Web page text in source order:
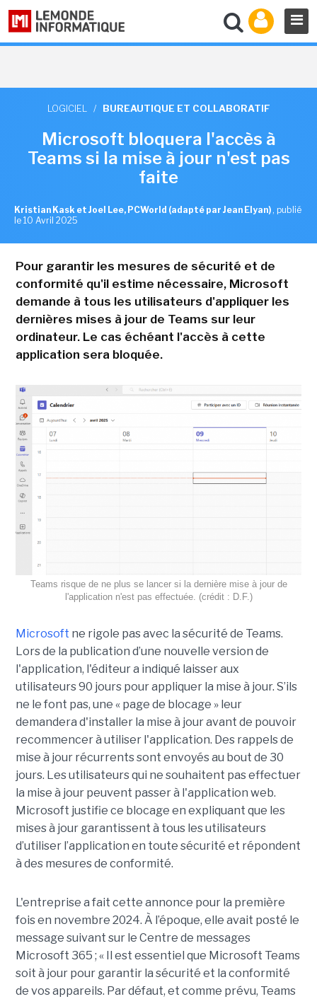
LOGICIEL / BUREAUTIQUE ET COLLABORATIF
Microsoft bloquera l'accès à
Teams si la mise à jour n'est pas
faite
Kristian Kask et Joel Lee, PCWorld (adapté par Jean Elyan) , publié
le 10 Avril 2025
Pour garantir les mesures de sécurité et de
conformité qu'il estime nécessaire, Microsoft
demande à tous les utilisateurs d'appliquer les
dernières mises à jour de Teams sur leur
ordinateur. Le cas échéant l'accès à cette
application sera bloquée.
Teams risque de ne plus se lancer si la dernière mise à jour de
l'application n'est pas effectuée. (crédit : D.F.)
Microsoft ne rigole pas avec la sécurité de Teams.
Lors de la publication d’une nouvelle version de
l'application, l'éditeur a indiqué laisser aux
utilisateurs 90 jours pour appliquer la mise à jour. S’ils
ne le font pas, une « page de blocage » leur
demandera d'installer la mise à jour avant de pouvoir
recommencer à utiliser l'application. Des rappels de
mise à jour récurrents sont envoyés au bout de 30
jours. Les utilisateurs qui ne souhaitent pas effectuer
la mise à jour peuvent passer à l'application web.
Microsoft justifie ce blocage en expliquant que les
mises à jour garantissent à tous les utilisateurs
d’utiliser l’application en toute sécurité et répondent
à des mesures de conformité.
L'entreprise a fait cette annonce pour la première
fois en novembre 2024. À l’époque, elle avait posté le
message suivant sur le Centre de messages
Microsoft 365 ; « Il est essentiel que Microsoft Teams
soit à jour pour garantir la sécurité et la conformité
de vos appareils. Par défaut, et comme prévu, Teams